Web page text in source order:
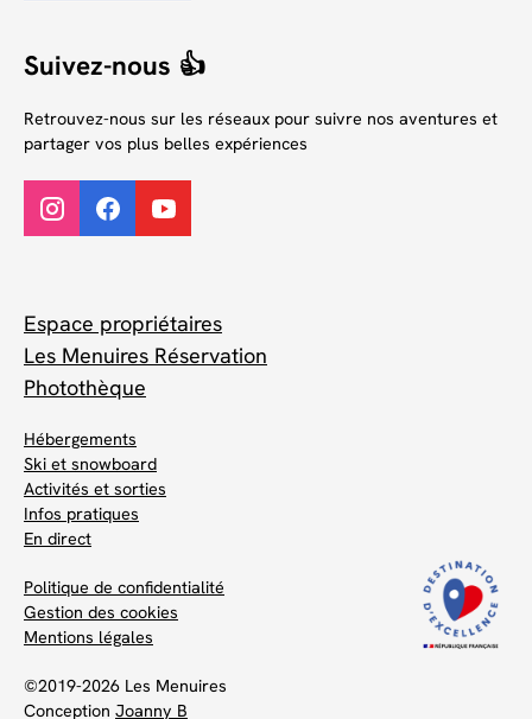
Suivez-nous 👍
Retrouvez-nous sur les réseaux pour suivre nos aventures et
partager vos plus belles expériences
Espace propriétaires
Les Menuires Réservation
Photothèque
Hébergements
Ski et snowboard
Activités et sorties
Infos pratiques
En direct
Politique de confidentialité
Gestion des cookies
Mentions légales
©2019-2026 Les Menuires
Conception Joanny B